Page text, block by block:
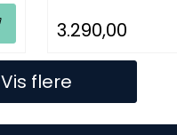
3.290,00
Vis flere